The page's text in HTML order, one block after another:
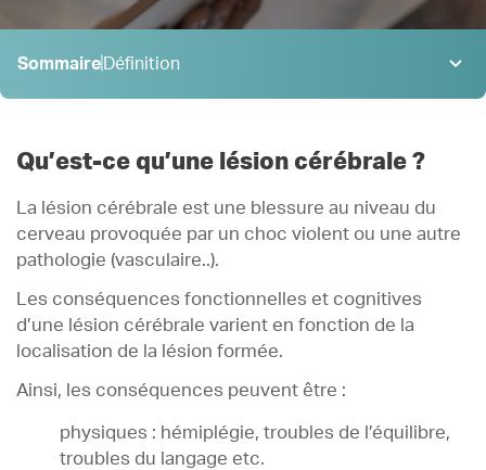
Sommaire Définition
1 .Définition
3 . Prise en charge
Qu’est-ce qu’une lésion cérébrale ?
La lésion cérébrale est une blessure au niveau du
cerveau provoquée par un choc violent ou une autre
pathologie (vasculaire..).
Les conséquences fonctionnelles et cognitives
d’une lésion cérébrale varient en fonction de la
localisation de la lésion formée.
Ainsi, les conséquences peuvent être :
physiques : hémiplégie, troubles de l’équilibre,
troubles du langage etc.